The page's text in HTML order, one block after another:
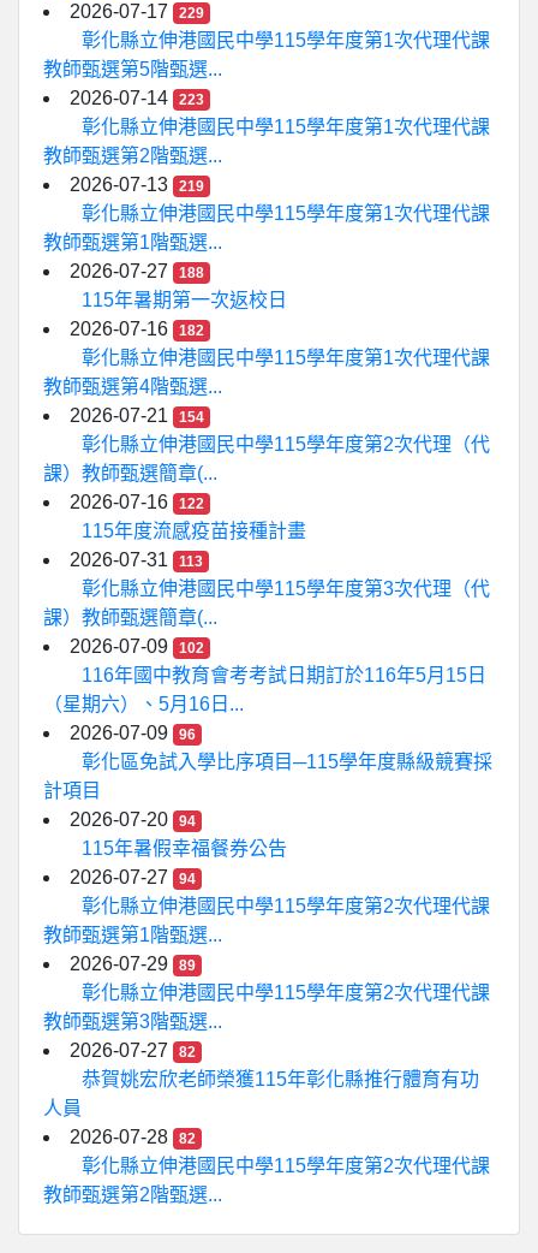
2026-07-17
229
彰化縣立伸港國民中學115學年度第1次代理代課
教師甄選第5階甄選...
2026-07-14
223
彰化縣立伸港國民中學115學年度第1次代理代課
教師甄選第2階甄選...
2026-07-13
219
彰化縣立伸港國民中學115學年度第1次代理代課
教師甄選第1階甄選...
2026-07-27
188
115年暑期第一次返校日
2026-07-16
182
彰化縣立伸港國民中學115學年度第1次代理代課
教師甄選第4階甄選...
2026-07-21
154
彰化縣立伸港國民中學115學年度第2次代理（代
課）教師甄選簡章(...
2026-07-16
122
115年度流感疫苗接種計畫
2026-07-31
113
彰化縣立伸港國民中學115學年度第3次代理（代
課）教師甄選簡章(...
2026-07-09
102
116年國中教育會考考試日期訂於116年5月15日
（星期六）、5月16日...
2026-07-09
96
彰化區免試入學比序項目─115學年度縣級競賽採
計項目
2026-07-20
94
115年暑假幸福餐券公告
2026-07-27
94
彰化縣立伸港國民中學115學年度第2次代理代課
教師甄選第1階甄選...
2026-07-29
89
彰化縣立伸港國民中學115學年度第2次代理代課
教師甄選第3階甄選...
2026-07-27
82
恭賀姚宏欣老師榮獲115年彰化縣推行體育有功
人員
2026-07-28
82
彰化縣立伸港國民中學115學年度第2次代理代課
教師甄選第2階甄選...